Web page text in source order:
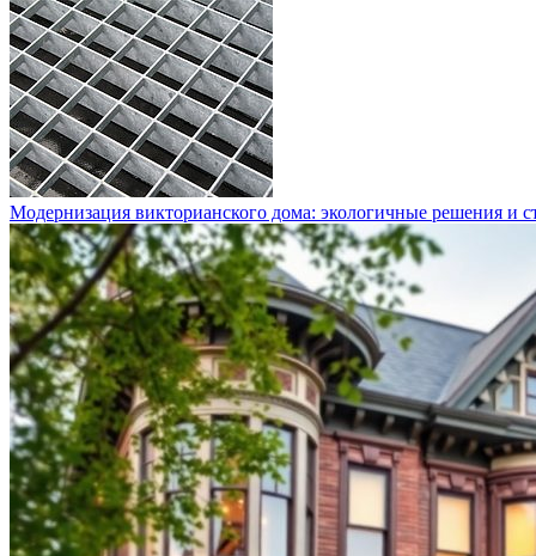
Модернизация викторианского дома: экологичные решения и